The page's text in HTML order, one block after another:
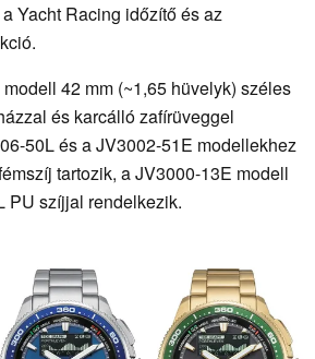
Yacht Racing időzítő és az
42 mm (~1,65 hüvelyk) széles
és karcálló zafírüveggel
50L és a JV3002-51E modellekhez
tartozik, a JV3000-13E modell
PU szíjjal rendelkezik.